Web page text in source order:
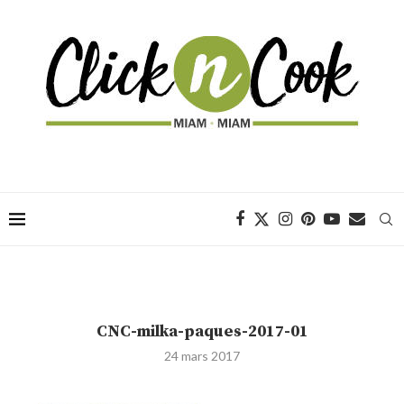
CNC-milka-paques-2017-01
24 mars 2017